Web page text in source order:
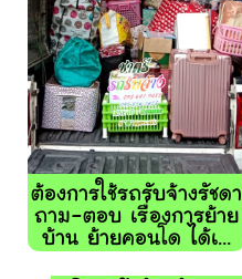
ต้องการใช้รถรับจ้างรัชดา
ถาม-ตอบ เรื่องการย้าย
บ้าน ย้ายคอนโด ได้เ...